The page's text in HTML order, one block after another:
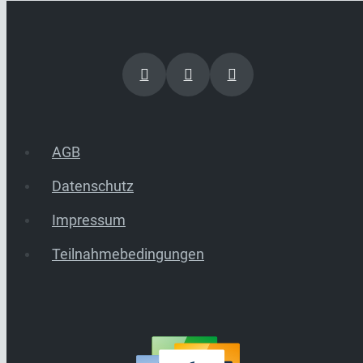
AGB
Datenschutz
Impressum
Teilnahmebedingungen